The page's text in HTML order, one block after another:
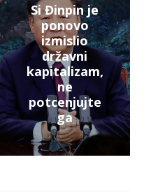
Si Đinpin je
ponovo
izmislio
državni
kapitalizam,
ne
potcenjujte
ga